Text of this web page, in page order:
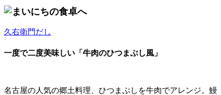
久右衛門だし
一度で二度美味しい「牛肉のひつまぶし風」
名古屋の人気の郷土料理、ひつまぶしを牛肉でアレンジ。鰻